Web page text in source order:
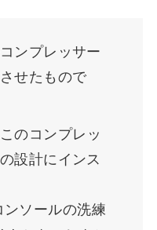
ンプレッサー
せたもので
のコンプレッ
設計にインス
ソールの洗練